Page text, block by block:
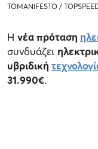
TOMANIFESTO /
Η νέα πρόταση
συνδυάζει
υβριδική
31.990€.